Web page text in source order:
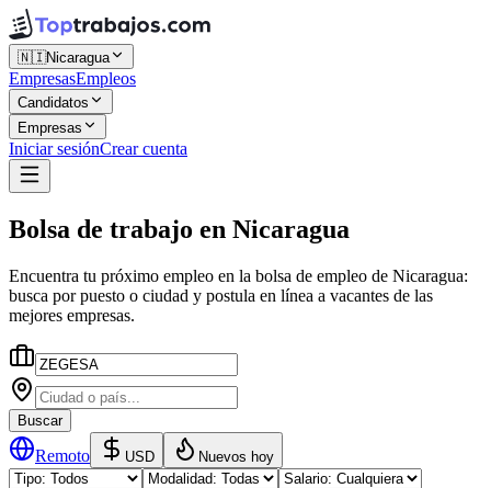
🇳🇮Nicaragua
EmpresasEmpleos
Candidatos
Empresas
Iniciar sesiónCrear cuenta
Bolsa de trabajo en Nicaragua
Encuentra tu próximo empleo en la bolsa de empleo de Nicaragua:
busca por puesto o ciudad y postula en línea a vacantes de las
mejores empresas.
Buscar
Remoto USD Nuevos hoy